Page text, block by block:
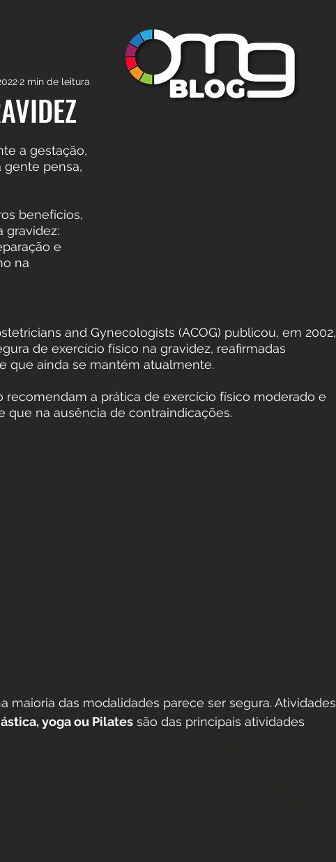
2 min de leitura
a gestação,
gente pensa,
benefícios,
gravidez:
e
na
and Gynecologists (ACOG) publicou, em 2002,
de exercício físico na gravidez, reafirmadas
que ainda se mantém atualmente.
recomendam a prática de exercício físico moderado e
que na ausência de contraindicações.
maioria das modalidades parece ser segura. Atividades
yoga ou Pilates são das principais atividades